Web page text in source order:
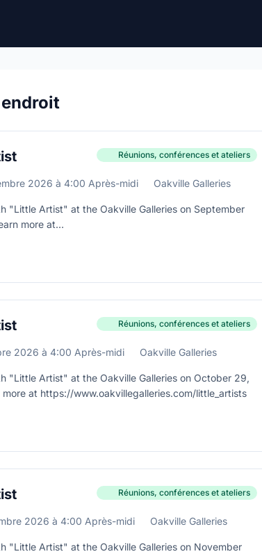
Réunions, conférences et ateliers
2026 à 4:00 Après-midi Oakville Galleries
"Little Artist" at the Oakville Galleries on September
more at
Réunions, conférences et ateliers
2026 à 4:00 Après-midi Oakville Galleries
"Little Artist" at the Oakville Galleries on October 29,
at https://www.oakvillegalleries.com/little_artists
Réunions, conférences et ateliers
2026 à 4:00 Après-midi Oakville Galleries
"Little Artist" at the Oakville Galleries on November